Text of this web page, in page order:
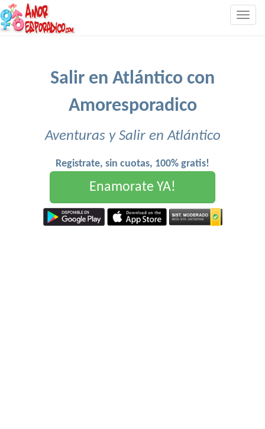
Salir en Atlántico con
Amoresporadico
Aventuras y Salir en Atlántico
Registrate, sin cuotas, 100% gratis!
Enamorate YA!